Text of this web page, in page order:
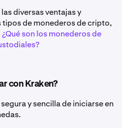
diversas ventajas y
tipos de monederos de cripto,
¿Qué son los monederos de
con Kraken?
y sencilla de iniciarse en